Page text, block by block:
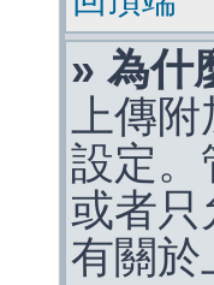
» 為什
上傳附
設定。
或者只
有關於